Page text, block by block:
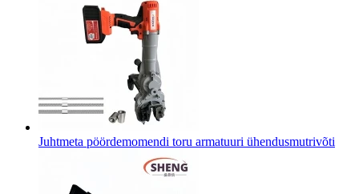
Juhtmeta pöördemomendi toru armatuuri ühendusmutrivõti